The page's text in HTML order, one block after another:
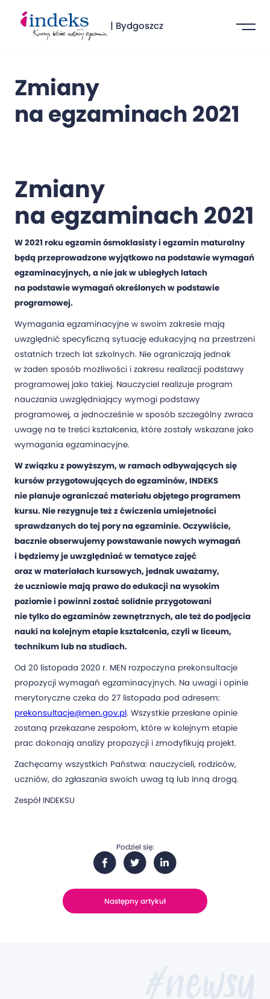
| Bydgoszcz
Zmiany
na egzaminach 2021
Zmiany
na egzaminach 2021
W 2021 roku egzamin ósmoklasisty i egzamin maturalny
będą przeprowadzone wyjątkowo na podstawie wymagań
egzaminacyjnych, a nie jak w ubiegłych latach
na podstawie wymagań określonych w podstawie
programowej.
Wymagania egzaminacyjne w swoim zakresie mają
uwzględnić specyficzną sytuację edukacyjną na przestrzeni
ostatnich trzech lat szkolnych. Nie ograniczają jednak
w żaden sposób możliwości i zakresu realizacji podstawy
programowej jako takiej. Nauczyciel realizuje program
nauczania uwzględniający wymogi podstawy
programowej, a jednocześnie w sposób szczególny zwraca
uwagę na te treści kształcenia, które zostały wskazane jako
wymagania egzaminacyjne.
W związku z powyższym, w ramach odbywających się
kursów przygotowujących do egzaminów, INDEKS
nie planuje ograniczać materiału objętego programem
kursu. Nie rezygnuje też z ćwiczenia umiejetności
sprawdzanych do tej pory na egzaminie. Oczywiście,
bacznie obserwujemy powstawanie nowych wymagań
i będziemy je uwzględniać w tematyce zajęć
oraz w materiałach kursowych, jednak uważamy,
że uczniowie mają prawo do edukacji na wysokim
poziomie i powinni zostać solidnie przygotowani
nie tylko do egzaminów zewnętrznych, ale też do podjęcia
nauki na kolejnym etapie kształcenia, czyli w liceum,
technikum lub na studiach.
Od 20 listopada 2020 r. MEN rozpoczyna prekonsultacje
propozycji wymagań egzaminacyjnych. Na uwagi i opinie
merytoryczne czeka do 27 listopada pod adresem:
prekonsultacje@men.gov.pl. Wszystkie przesłane opinie
zostaną przekazane zespołom, które w kolejnym etapie
prac dokonają analizy propozycji i zmodyfikują projekt.
Zachęcamy wszystkich Państwa: nauczycieli, rodziców,
uczniów, do zgłaszania swoich uwag tą lub inną drogą.
Zespół INDEKSU
Podziel się:
Następny artykuł